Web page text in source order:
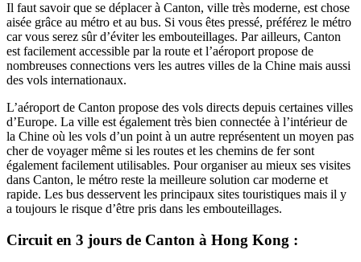
Il faut savoir que se déplacer à Canton, ville très moderne, est chose
aisée grâce au métro et au bus. Si vous êtes pressé, préférez le métro
car vous serez sûr d’éviter les embouteillages. Par ailleurs, Canton
est facilement accessible par la route et l’aéroport propose de
nombreuses connections vers les autres villes de la Chine mais aussi
des vols internationaux.
L’aéroport de Canton propose des vols directs depuis certaines villes
d’Europe. La ville est également très bien connectée à l’intérieur de
la Chine où les vols d’un point à un autre représentent un moyen pas
cher de voyager même si les routes et les chemins de fer sont
également facilement utilisables. Pour organiser au mieux ses visites
dans Canton, le métro reste la meilleure solution car moderne et
rapide. Les bus desservent les principaux sites touristiques mais il y
a toujours le risque d’être pris dans les embouteillages.
Circuit en 3 jours de Canton à Hong Kong :